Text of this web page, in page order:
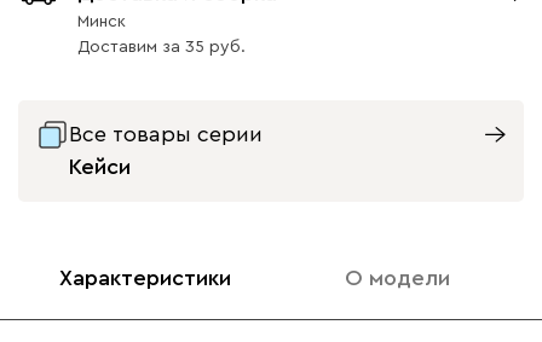
Графит Натуральный
Минск
Доставим за 35
Все товары серии
Кейси
Характеристики О модели